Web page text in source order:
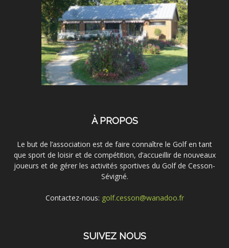
À PROPOS
Le but de l’association est de faire connaître le Golf en tant
que sport de loisir et de compétition, d’accueillir de nouveaux
joueurs et de gérer les activités sportives du Golf de Cesson-
Sévigné.
Contactez-nous: golf.cesson@wanadoo.fr
SUIVEZ NOUS